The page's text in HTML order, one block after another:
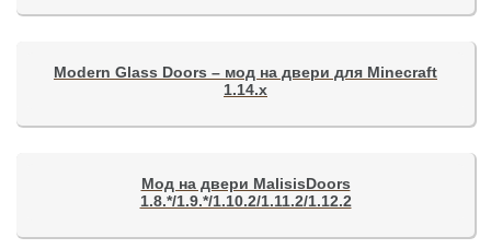
Modern Glass Doors – мод на двери для Minecraft
1.14.x
Мод на двери MalisisDoors
1.8.*/1.9.*/1.10.2/1.11.2/1.12.2